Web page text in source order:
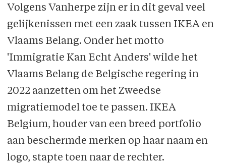
Volgens Vanherpe zijn er in dit geval veel
gelijkenissen met een zaak tussen IKEA en
Vlaams Belang. Onder het motto
'Immigratie Kan Echt Anders' wilde het
Vlaams Belang de Belgische regering in
2022 aanzetten om het Zweedse
migratiemodel toe te passen. IKEA
Belgium, houder van een breed portfolio
aan beschermde merken op haar naam en
logo, stapte toen naar de rechter.